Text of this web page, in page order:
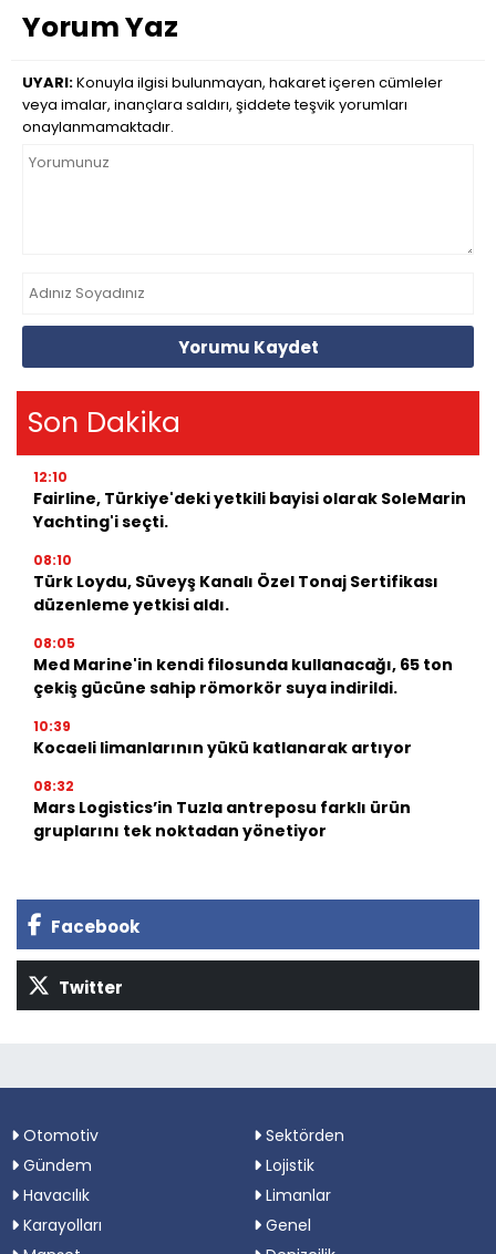
Yorum Yaz
UYARI:Konuyla ilgisi bulunmayan, hakaret içeren cümleler
veya imalar, inançlara saldırı, şiddete teşvik yorumları
onaylanmamaktadır.
Yorumu Kaydet
Son Dakika
12:10
Fairline, Türkiye'deki yetkili bayisi olarak SoleMarin
Yachting'i seçti.
08:10
Türk Loydu, Süveyş Kanalı Özel Tonaj Sertifikası
düzenleme yetkisi aldı.
08:05
Med Marine'in kendi filosunda kullanacağı, 65 ton
çekiş gücüne sahip römorkör suya indirildi.
10:39
Kocaeli limanlarının yükü katlanarak artıyor
08:32
Mars Logistics’in Tuzla antreposu farklı ürün
gruplarını tek noktadan yönetiyor
Facebook
Twitter
Otomotiv
Sektörden
Gündem
Lojistik
Havacılık
Limanlar
Karayolları
Genel